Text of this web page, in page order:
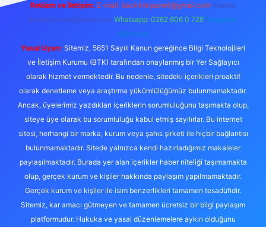
Reklam ve İletişim: E-mail: backlinkpaneli@gmail.com Teams:
forumhizmeti@gmail.com Whatsapp: 0262 606 0 726 Telegram:
@karabul
Yasal Uyarı: Sitemiz, 5651 Sayılı Kanun gereğince Bilgi Teknolojileri
ve İletişim Kurumu (BTK) tarafından onaylanmış bir Yer Sağlayıcı
olarak hizmet vermektedir. Bu nedenle, sitedeki içerikleri proaktif
olarak denetleme veya araştırma yükümlülüğümüz bulunmamaktadır.
Ancak, üyelerimiz yazdıkları içeriklerin sorumluluğunu taşımakta olup,
siteye üye olarak bu sorumluluğu kabul etmiş sayılırlar. Bu internet
sitesi, herhangi bir marka, kurum veya şahıs şirketi ile hiçbir bağlantısı
bulunmamaktadır. Sitede yalnızca kendi hazırladığımız makaleler
paylaşılmaktadır. Burada yer alan içerikler haber niteliği taşımamakta
olup, gerçek kurum ve kişiler hakkında paylaşım yapılmamaktadır.
Gerçek kurum ve kişiler ile isim benzerlikleri tamamen tesadüfidir.
Sitemiz, kar amacı gütmeyen ve tamamen ücretsiz bir bilgi paylaşım
platformudur. Hukuka ve yasal düzenlemelere aykırı olduğunu